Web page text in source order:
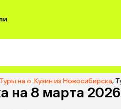
Туры на о. Кузин из Новосибирска,
на 8 марта 2026